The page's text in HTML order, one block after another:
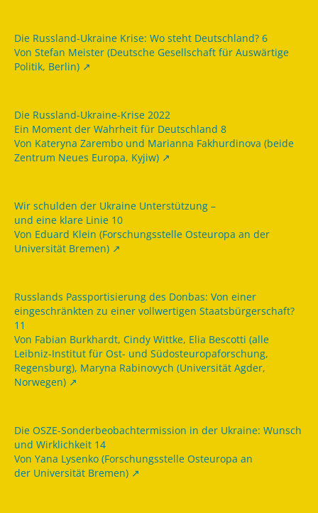
Die Russland-Ukraine Krise: Wo steht Deutschland? 6
Von Stefan Meister (Deutsche Gesellschaft für Auswärtige
Politik, Berlin)
Die Russland-Ukraine-Krise 2022
Ein Moment der Wahrheit für Deutschland 8
Von Kateryna Zarembo und Marianna Fakhurdinova (beide
Zentrum Neues Europa, Kyjiw)
Wir schulden der Ukraine Unterstützung –
und eine klare Linie 10
Von Eduard Klein (Forschungsstelle Osteuropa an der
Universität Bremen)
Russlands Passportisierung des Donbas: Von einer
eingeschränkten zu einer vollwertigen Staatsbürgerschaft?
11
Von Fabian Burkhardt, Cindy Wittke, Elia Bescotti (alle
Leibniz-Institut für Ost- und Südosteuropaforschung,
Regensburg), Maryna Rabinovych (Universität Agder,
Norwegen)
Die OSZE-Sonderbeobachtermission in der Ukraine: Wunsch
und Wirklichkeit 14
Von Yana Lysenko (Forschungsstelle Osteuropa an
der Universität Bremen)